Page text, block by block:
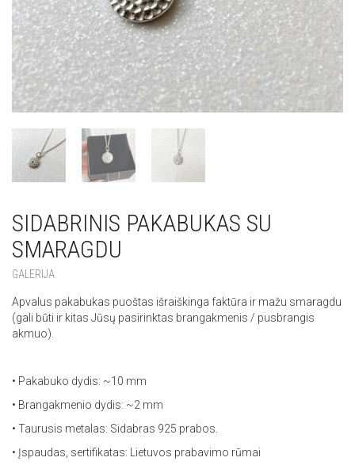
SIDABRINIS PAKABUKAS SU
SMARAGDU
GALERIJA
Apvalus pakabukas puoštas išraiškinga faktūra ir mažu smaragdu
(gali būti ir kitas Jūsų pasirinktas brangakmenis / pusbrangis
akmuo).
• Pakabuko dydis: ~10 mm
• Brangakmenio dydis: ~2 mm
• Taurusis metalas: Sidabras 925 prabos.
• Įspaudas, sertifikatas: Lietuvos prabavimo rūmai